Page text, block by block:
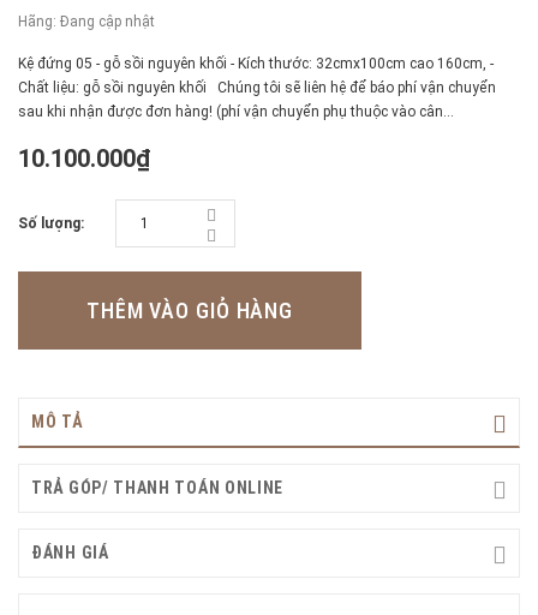
Hãng: Đang cập nhật
Kệ đứng 05 - gỗ sồi nguyên khối - Kích thước: 32cmx100cm cao 160cm, -
Chất liệu: gỗ sồi nguyên khối Chúng tôi sẽ liên hệ để báo phí vận chuyển
sau khi nhận được đơn hàng! (phí vận chuyển phụ thuộc vào cân...
10.100.000₫
Số lượng:
THÊM VÀO GIỎ HÀNG
MÔ TẢ
TRẢ GÓP/ THANH TOÁN ONLINE
ĐÁNH GIÁ